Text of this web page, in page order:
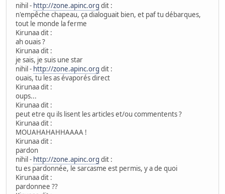
nihil - http://zone.apinc.org dit :
n'empêche chapeau, ça dialoguait bien, et paf tu débarques,
tout le monde la ferme
Kirunaa dit :
ah ouais ?
Kirunaa dit :
je sais, je suis une star
nihil - http://zone.apinc.org dit :
ouais, tu les as évaporés direct
Kirunaa dit :
oups...
Kirunaa dit :
peut etre qu ils lisent les articles et/ou commentents ?
Kirunaa dit :
MOUAHAHAHHAAAA !
Kirunaa dit :
pardon
nihil - http://zone.apinc.org dit :
tu es pardonnée, le sarcasme est permis, y a de quoi
Kirunaa dit :
pardonnee ??